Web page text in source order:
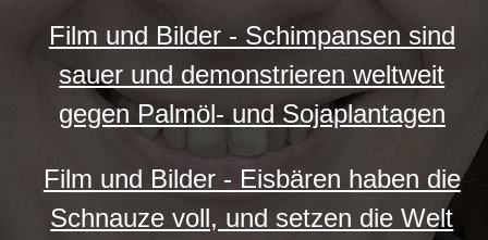
Film und Bilder - Schimpansen sind
sauer und demonstrieren weltweit
gegen Palmöl- und Sojaplantagen
Film und Bilder - Eisbären haben die
Schnauze voll, und setzen die Welt